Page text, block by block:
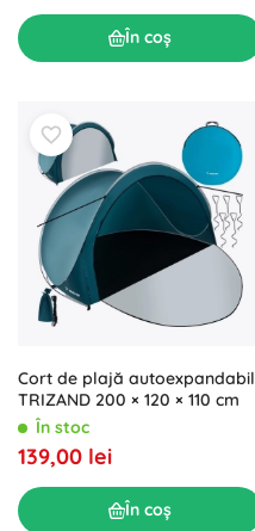
În coș
Cort de plajă autoexpandabil
TRIZAND 200 × 120 × 110 cm
În stoc
139,00 lei
În coș